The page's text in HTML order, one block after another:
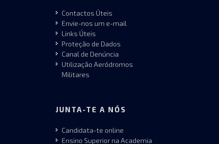
Contactos Úteis
Envie-nos um e-mail
Links Úteis
Proteção de Dados
Canal de Denúncia
Utilização Aeródromos
Militares
JUNTA-TE A NÓS
Candidata-te online
Ensino Superior na Academia